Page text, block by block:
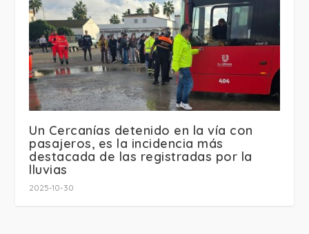
Un Cercanías detenido en la vía con
pasajeros, es la incidencia más
destacada de las registradas por la
lluvias
2025-10-30